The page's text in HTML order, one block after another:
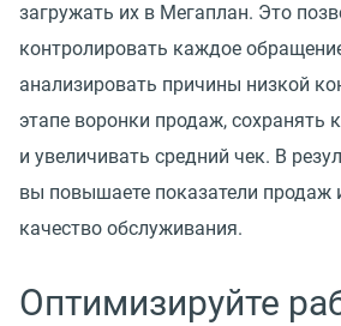
загружать их в Мегаплан. Это
контролировать каждое
анализировать причины низкой
этапе воронки продаж, сохранять
и увеличивать средний чек. В
вы повышаете показатели продаж
качество обслуживания.
Оптимизируйте